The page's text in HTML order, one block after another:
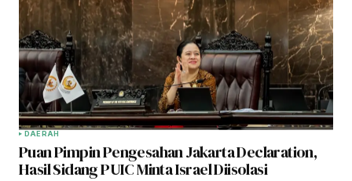
DAERAH
Puan Pimpin Pengesahan Jakarta Declaration,
Hasil Sidang PUIC Minta Israel Diisolasi